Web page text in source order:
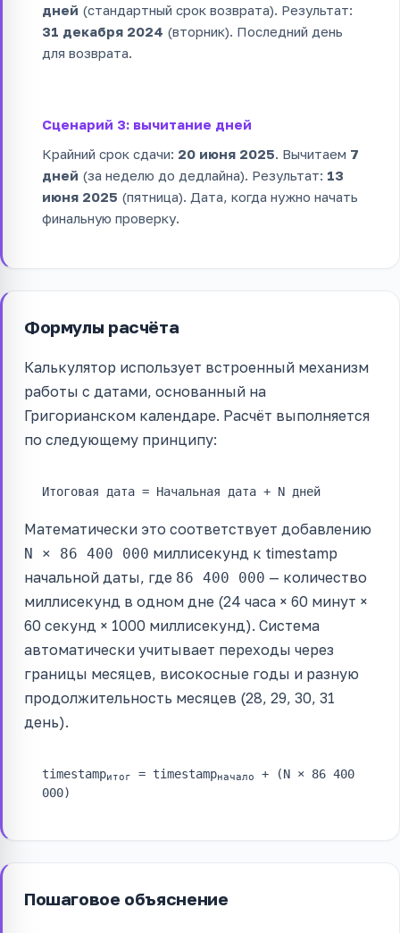
дней (стандартный срок возврата). Результат:
31 декабря 2024 (вторник). Последний день
для возврата.
Сценарий 3: вычитание дней
Крайний срок сдачи: 20 июня 2025. Вычитаем 7
дней (за неделю до дедлайна). Результат: 13
июня 2025 (пятница). Дата, когда нужно начать
финальную проверку.
Формулы расчёта
Калькулятор использует встроенный механизм
работы с датами, основанный на
Григорианском календаре. Расчёт выполняется
по следующему принципу:
Итоговая дата = Начальная дата + N дней
Математически это соответствует добавлению
N × 86 400 000 миллисекунд к timestamp
начальной даты, где 86 400 000 — количество
миллисекунд в одном дне (24 часа × 60 минут ×
60 секунд × 1000 миллисекунд). Система
автоматически учитывает переходы через
границы месяцев, високосные годы и разную
продолжительность месяцев (28, 29, 30, 31
день).
timestampитог = timestampначало
+ (N × 86 400
000)
Пошаговое объяснение